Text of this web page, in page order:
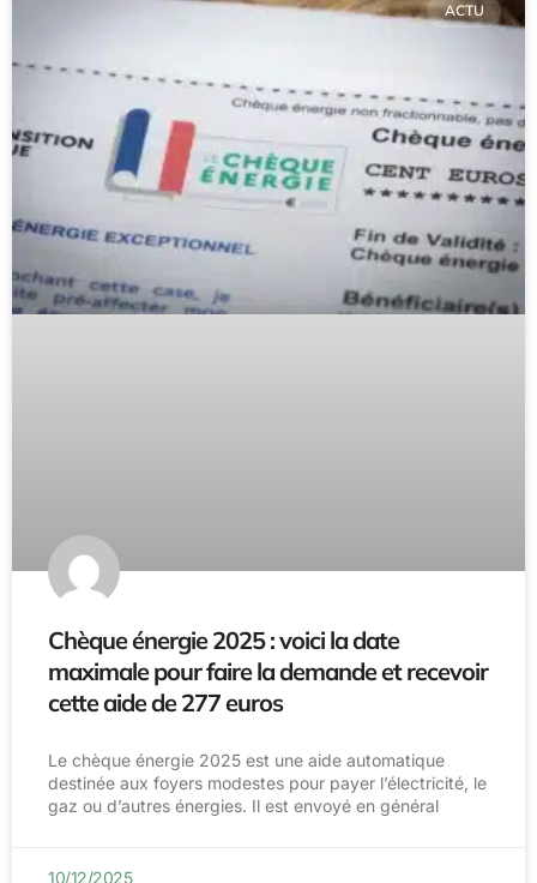
ACTU
Chèque énergie 2025 : voici la date
maximale pour faire la demande et recevoir
cette aide de 277 euros
Le chèque énergie 2025 est une aide automatique
destinée aux foyers modestes pour payer l’électricité, le
gaz ou d’autres énergies. Il est envoyé en général
10/12/2025